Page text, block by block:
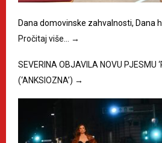
Dana domovinske zahvalnosti, Dana
Pročitaj više…
→
SEVERINA OBJAVILA NOVU PJESMU
(‘ANKSIOZNA’) →